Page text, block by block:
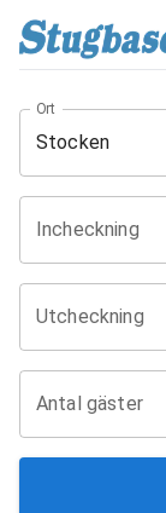
Ort
Incheckning
Utcheckning
Antal gäster